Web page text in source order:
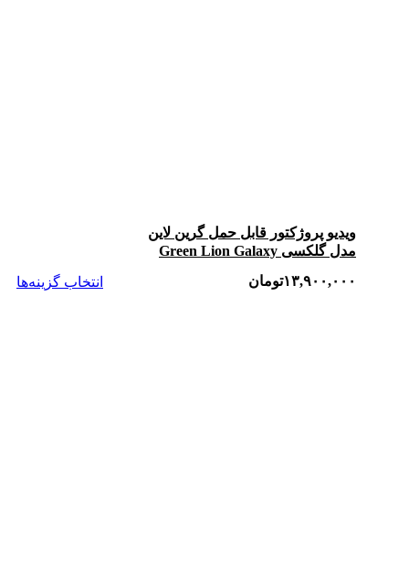
ویدیو پروژکتور قابل حمل گرین لاین
مدل گلکسی Green Lion Galaxy
انتخاب گزینه‌ها
۱۳,۹۰۰,۰۰۰تومان